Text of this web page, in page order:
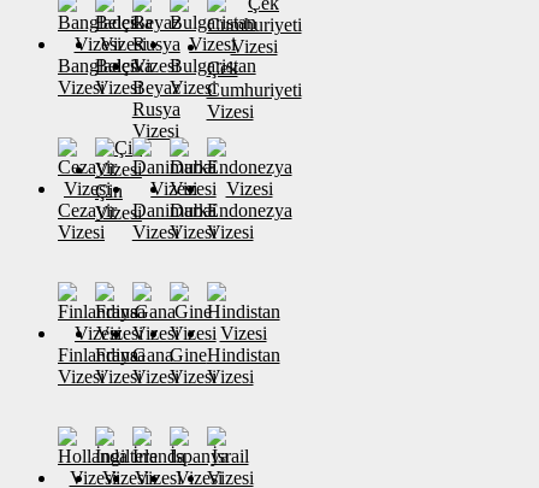
Banglades
Vizesi
Belçika
VizesiBeyaz
Rusya
Vizesi
Bulgaristan
Vizesi
Çek
Cumhuriyeti
Vizesi
Cezayir
Vizesi
Çin
VizesiDanimarka
Vizesi
Dubai
Vizesi
Endonezya
Vizesi
Finlandiya
Vizesi
Fransa
Vizesi
Gana
Vizesi
Gine
Vizesi
Hindistan
Vizesi